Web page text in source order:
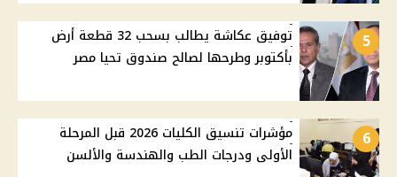
5
توفيق عكاشة يطالب بسحب 32 قطعة أرض
بأكتوبر وطرحها لصالح صندوق تحيا مصر
6
مؤشرات تنسيق الكليات 2026 قبل المرحلة
الأولى ودرجات الطب والهندسة والألسن